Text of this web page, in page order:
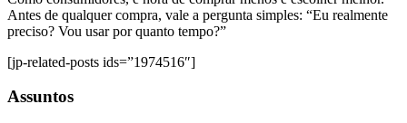
Antes de qualquer compra, vale a pergunta simples: “Eu realmente
preciso? Vou usar por quanto tempo?”
[jp-related-posts ids=”1974516″]
Assuntos